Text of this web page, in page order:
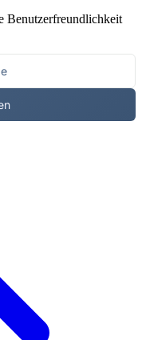
Benutzerfreundlichkeit